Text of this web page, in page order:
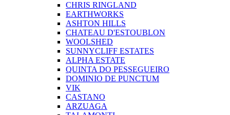
CHRIS RINGLAND
EARTHWORKS
ASHTON HILLS
CHATEAU D'ESTOUBLON
WOOLSHED
SUNNYCLIFF ESTATES
ALPHA ESTATE
QUINTA DO PESSEGUEIRO
DOMINIO DE PUNCTUM
VIK
CASTANO
ARZUAGA